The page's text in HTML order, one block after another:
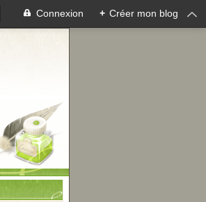
Connexion + Créer mon blog